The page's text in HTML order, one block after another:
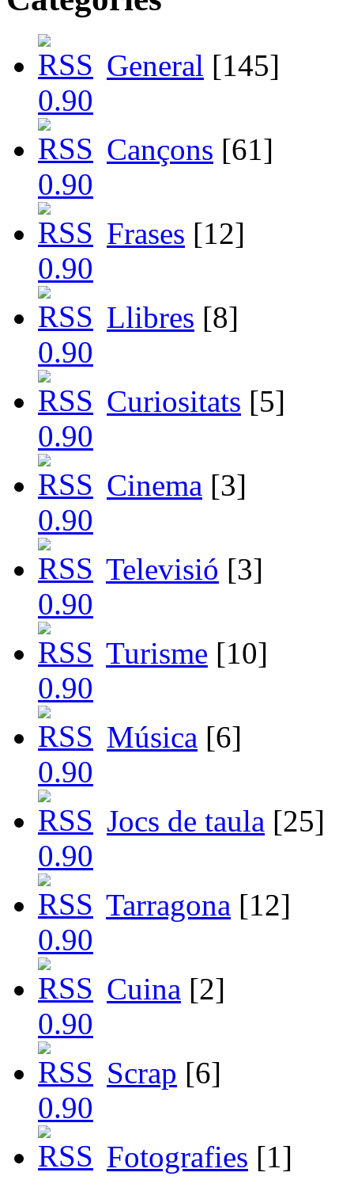
General [145]
Cançons [61]
Frases [12]
Llibres [8]
Curiositats [5]
Cinema [3]
Televisió [3]
Turisme [10]
Música [6]
Jocs de taula [25]
Tarragona [12]
Cuina [2]
Scrap [6]
Fotografies [1]